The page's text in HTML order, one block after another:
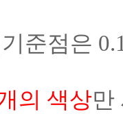
준점은
의 색상만